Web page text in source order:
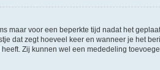
maar voor een beperkte tijd nadat het
dat zegt hoeveel keer en wanneer je het
Zij kunnen wel een mededeling